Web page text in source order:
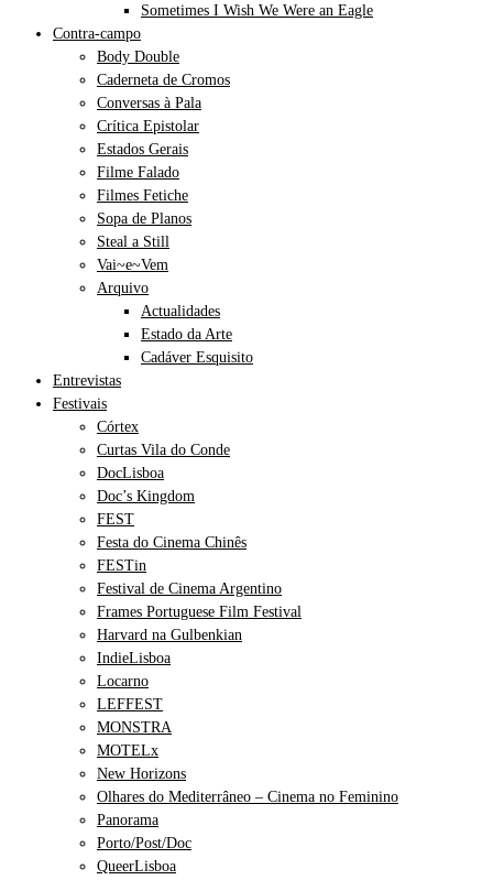
Sometimes I Wish We Were an Eagle
Contra-campo
Body Double
Caderneta de Cromos
Conversas à Pala
Crítica Epistolar
Estados Gerais
Filme Falado
Filmes Fetiche
Sopa de Planos
Steal a Still
Vai~e~Vem
Arquivo
Actualidades
Estado da Arte
Cadáver Esquisito
Entrevistas
Festivais
Córtex
Curtas Vila do Conde
DocLisboa
Doc’s Kingdom
FEST
Festa do Cinema Chinês
FESTin
Festival de Cinema Argentino
Frames Portuguese Film Festival
Harvard na Gulbenkian
IndieLisboa
Locarno
LEFFEST
MONSTRA
MOTELx
New Horizons
Olhares do Mediterrâneo – Cinema no Feminino
Panorama
Porto/Post/Doc
QueerLisboa